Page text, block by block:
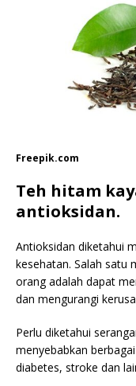
Freepik.com
Teh hitam
antioksidan.
Antioksidan diketahui
kesehatan. Salah satu
orang adalah dapat
dan mengurangi
Perlu diketahui
menyebabkan
diabetes, stroke dan